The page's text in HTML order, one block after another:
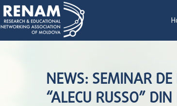
NEWS: SEMINAR
“ALECU RUSSO”